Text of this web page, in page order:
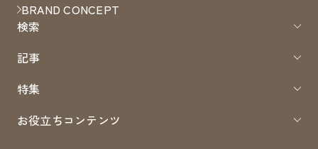
BRAND CONCEPT
検索
記事
特集
お役立ちコンテンツ